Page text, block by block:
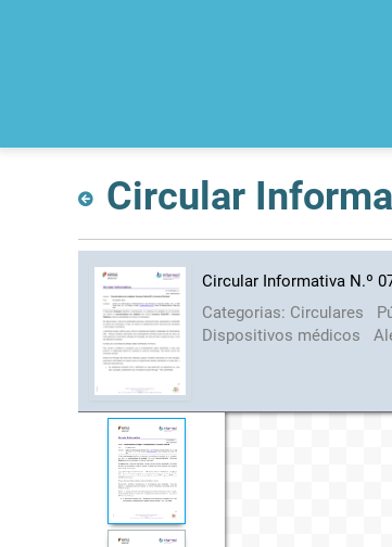
Circular
Circular Informativa N.º
Categorias: Circulares
Dispositivos médicos